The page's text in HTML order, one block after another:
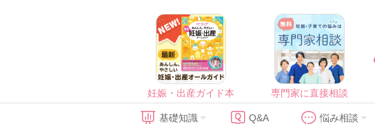
妊娠・出産ガイド本 専門家に直接相談
基礎知識 Q&A 悩み相談